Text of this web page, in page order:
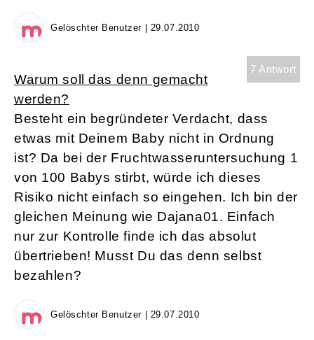
Gelöschter Benutzer | 29.07.2010
7 Antwort
Warum soll das denn gemacht
werden?
Besteht ein begründeter Verdacht, dass
etwas mit Deinem Baby nicht in Ordnung
ist? Da bei der Fruchtwasseruntersuchung 1
von 100 Babys stirbt, würde ich dieses
Risiko nicht einfach so eingehen. Ich bin der
gleichen Meinung wie Dajana01. Einfach
nur zur Kontrolle finde ich das absolut
übertrieben! Musst Du das denn selbst
bezahlen?
Gelöschter Benutzer | 29.07.2010